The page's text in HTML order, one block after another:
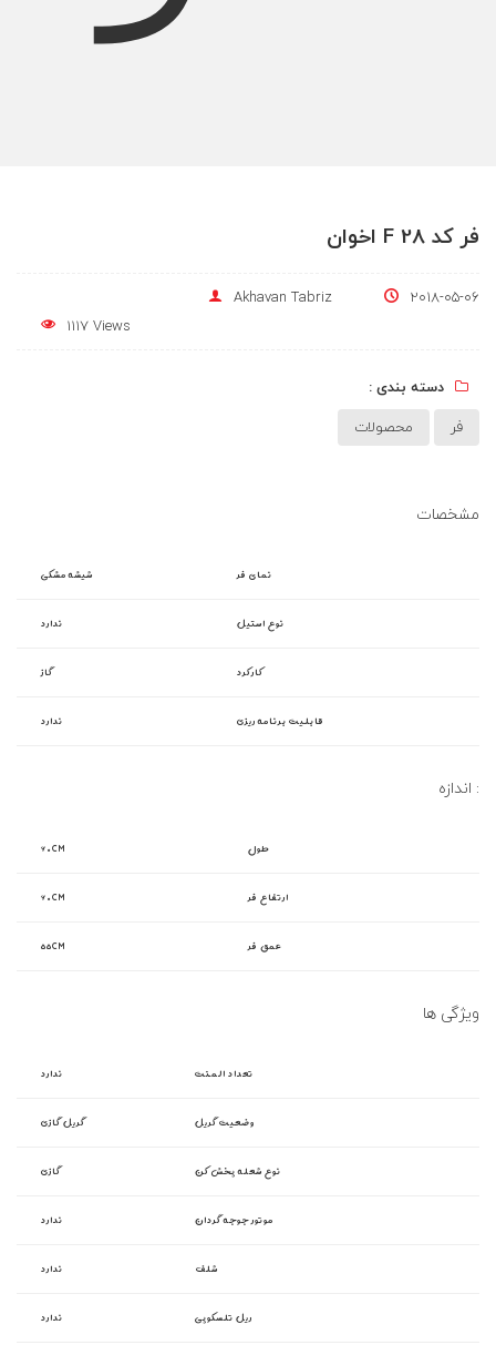
فر کد F 28 اخوان
2018-05-06
Akhavan Tabriz
1117 Views
دسته بندی :
فر
محصولات
مشخصات
شیشه مشکی نمای فر
ندارد نوع استیل
گاز کارکرد
ندارد قابلیت برنامه ریزی
اندازه :
۶۰CM طول
۶۰CM ارتفاع فر
۵۵CM عمق فر
ویژگی ها
ندارد تعداد المنت
گریل گازی وضعیت گریل
گازی نوع شعله پخش کن
ندارد موتور جوجه گردان
ندارد شلف
ندارد ریل تلسکوپی